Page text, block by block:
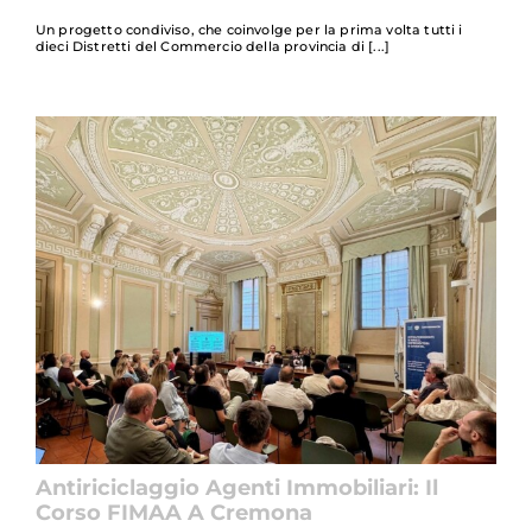
Un progetto condiviso, che coinvolge per la prima volta tutti i
dieci Distretti del Commercio della provincia di
Antiriciclaggio Agenti Immobiliari: Il
Corso FIMAA A Cremona